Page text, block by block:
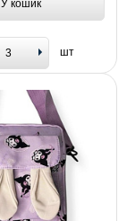
У кошик
шт